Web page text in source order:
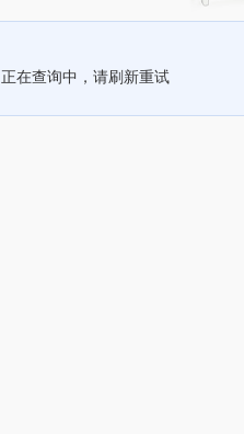
正在查询中，请刷新重试